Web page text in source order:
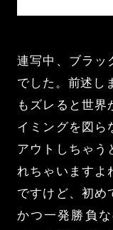
連写中、ブラッ
でした。前述し
もズレると世界
イミングを図ら
アウトしちゃう
れちゃいますよ
ですけど、初め
かつ一発勝負